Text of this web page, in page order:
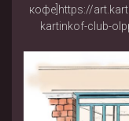
кофе]https://
kartinkof-club-